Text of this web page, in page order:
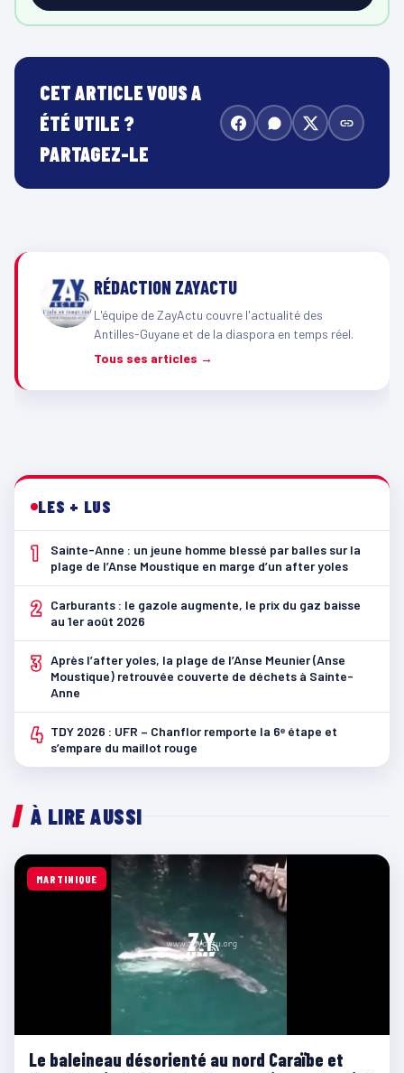
CET ARTICLE VOUS A
ÉTÉ UTILE ?
PARTAGEZ-LE
RÉDACTION ZAYACTU
L'équipe de ZayActu couvre l'actualité des
Antilles-Guyane et de la diaspora en temps réel.
Tous ses articles →
LES + LUS
1
Sainte-Anne : un jeune homme blessé par balles sur la
plage de l’Anse Moustique en marge d’un after yoles
2
Carburants : le gazole augmente, le prix du gaz baisse
au 1er août 2026
3 Après l’after yoles, la plage de l’Anse Meunier (Anse
Moustique) retrouvée couverte de déchets à Sainte-
Anne
4 TDY 2026 : UFR – Chanflor remporte la 6ᵉ étape et
s’empare du maillot rouge
À LIRE AUSSI
MARTINIQUE
Le baleineau désorienté au nord Caraïbe et